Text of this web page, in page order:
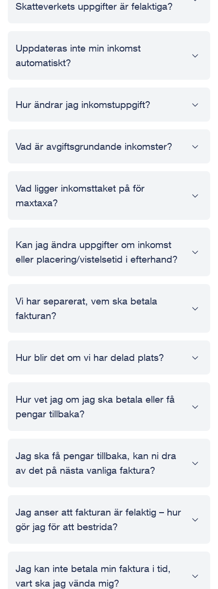
Skatteverkets uppgifter är felaktiga?
Uppdateras inte min inkomst
automatiskt?
Hur ändrar jag inkomstuppgift?
Vad är avgiftsgrundande inkomster?
Vad ligger inkomsttaket på för
maxtaxa?
Kan jag ändra uppgifter om inkomst
eller placering/vistelsetid i efterhand?
Vi har separerat, vem ska betala
fakturan?
Hur blir det om vi har delad plats?
Hur vet jag om jag ska betala eller få
pengar tillbaka?
Jag ska få pengar tillbaka, kan ni dra
av det på nästa vanliga faktura?
Jag anser att fakturan är felaktig – hur
gör jag för att bestrida?
Jag kan inte betala min faktura i tid,
vart ska jag vända mig?